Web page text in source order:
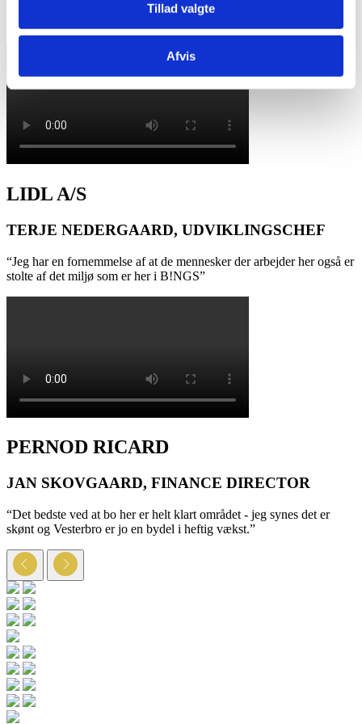
Tillad valgte
Afvis
meget, så det er nemt at få nye kontorer når vi vokser ud af dem vi
LIDL A/S
TERJE NEDERGAARD, UDVIKLINGSCHEF
“Jeg har en fornemmelse af at de mennesker der arbejder her også er
stolte af det miljø som er her i B!NGS”
PERNOD RICARD
JAN SKOVGAARD, FINANCE DIRECTOR
“Det bedste ved at bo her er helt klart området - jeg synes det er
skønt og Vesterbro er jo en bydel i heftig vækst.”